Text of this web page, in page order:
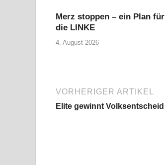
Merz stoppen – ein Plan für
die LINKE
4. August 2026
VORHERIGER ARTIKEL
Elite gewinnt Volksentscheid